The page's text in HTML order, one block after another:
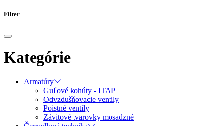
Filter
Kategórie
Armatúry
Guľové kohúty - ITAP
Odvzdušňovacie ventily
Poistné ventily
Závitové tvarovky mosadzné